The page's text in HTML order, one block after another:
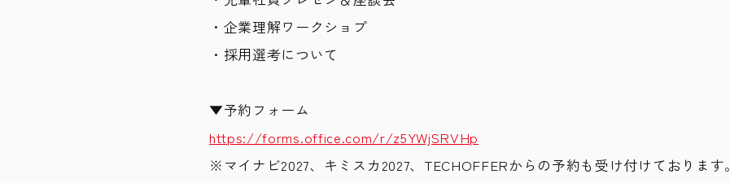
・企業理解ワークショプ
・採用選考について
▼予約フォーム
https://forms.office.com/r/z5YWjSRVHp
※マイナビ2027、キミスカ2027、TECHOFFERからの予約も受け付けております。